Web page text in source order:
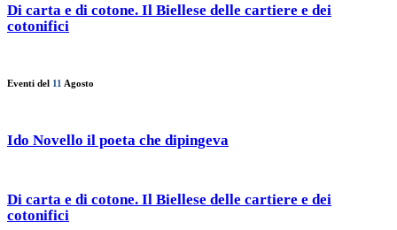
Di carta e di cotone. Il Biellese delle cartiere e dei
cotonifici
Eventi del 11 Agosto
Ido Novello il poeta che dipingeva
Di carta e di cotone. Il Biellese delle cartiere e dei
cotonifici